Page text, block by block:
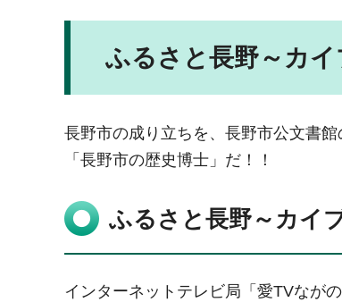
ふるさと長野～カ
長野市の成り立ちを、長野市公文書
「長野市の歴史博士」だ！！
ふるさと長野～カイ
インターネットテレビ局「愛TVなが